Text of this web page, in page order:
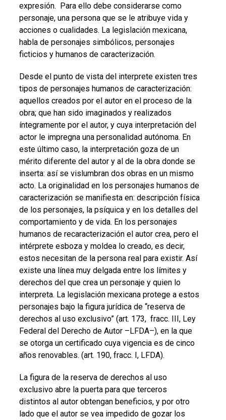
expresión. Para ello debe considerarse como
personaje, una persona que se le atribuye vida y
acciones o cualidades. La legislación mexicana,
habla de personajes simbólicos, personajes
ficticios y humanos de caracterización.
Desde el punto de vista del interprete existen tres
tipos de personajes humanos de caracterización:
aquellos creados por el autor en el proceso de la
obra; que han sido imaginados y realizados
íntegramente por el autor, y cuya interpretación del
actor le impregna una personalidad autónoma. En
este último caso, la interpretación goza de un
mérito diferente del autor y al de la obra donde se
inserta: así se vislumbran dos obras en un mismo
acto. La originalidad en los personajes humanos de
caracterización se manifiesta en: descripción física
de los personajes, la psíquica y en los detalles del
comportamiento y de vida. En los personajes
humanos de recaracterización el autor crea, pero el
intérprete esboza y moldea lo creado, es decir,
estos necesitan de la persona real para existir. Así
existe una línea muy delgada entre los límites y
derechos del que crea un personaje y quien lo
interpreta. La legislación mexicana protege a estos
personajes bajo la figura jurídica de “reserva de
derechos al uso exclusivo” (art. 173, fracc. III, Ley
Federal del Derecho de Autor –LFDA–), en la que
se otorga un certificado cuya vigencia es de cinco
años renovables. (art. 190, fracc. I, LFDA).
La figura de la reserva de derechos al uso
exclusivo abre la puerta para que terceros
distintos al autor obtengan beneficios, y por otro
lado que el autor se vea impedido de gozar los